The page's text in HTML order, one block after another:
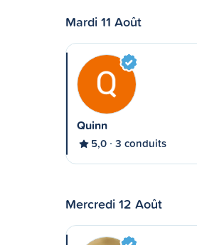
Mardi 11 Août
Quinn
5,0 3 conduits
Mercredi 12 Août